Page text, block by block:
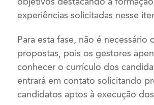
experiências solicitadas nesse
Para esta fase, não é necessário
propostas, pois os gestores
conhecer o currículo dos
entrará em contato solicitando
candidatos aptos à execução